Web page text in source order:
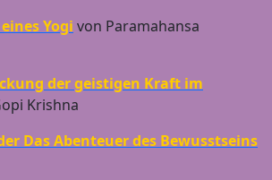
Yogi von Paramahansa
der geistigen Kraft im
Krishna
Das Abenteuer des Bewusstseins